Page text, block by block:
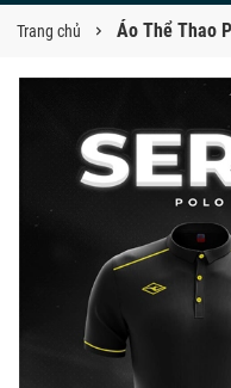
Trang chủ Áo Thể Thao